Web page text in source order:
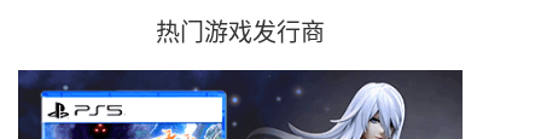
热门游戏发行商